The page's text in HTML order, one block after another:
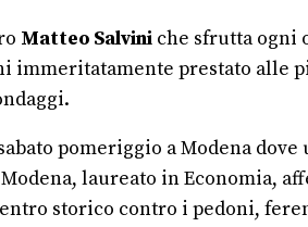
Matteo Salvini che sfrutta ogni
immeritatamente prestato
pomeriggio a Modena
laureato in Economia,
storico contro i pedoni,